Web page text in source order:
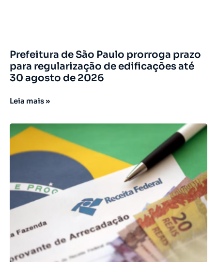
Prefeitura de São Paulo prorroga prazo
para regularização de edificações até
30 agosto de 2026
Leia mais »